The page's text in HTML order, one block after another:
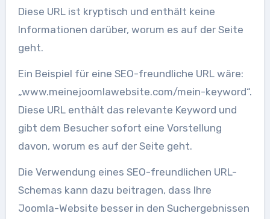
Diese URL ist kryptisch und enthält keine
Informationen darüber, worum es auf der Seite
geht.
Ein Beispiel für eine SEO-freundliche URL wäre:
„www.meinejoomlawebsite.com/mein-keyword“.
Diese URL enthält das relevante Keyword und
gibt dem Besucher sofort eine Vorstellung
davon, worum es auf der Seite geht.
Die Verwendung eines SEO-freundlichen URL-
Schemas kann dazu beitragen, dass Ihre
Joomla-Website besser in den Suchergebnissen